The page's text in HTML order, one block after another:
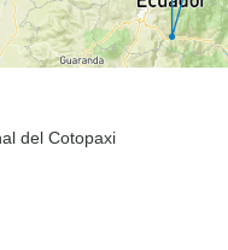
del Cotopaxi